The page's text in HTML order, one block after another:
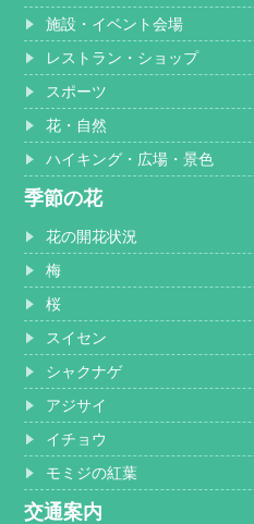
施設・イベント会場
レストラン・ショップ
スポーツ
花・自然
ハイキング・広場・景色
季節の花
花の開花状況
梅
桜
スイセン
シャクナゲ
アジサイ
イチョウ
モミジの紅葉
交通案内